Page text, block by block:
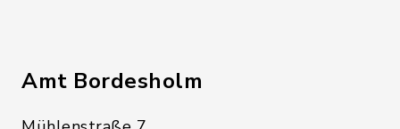
Amt Bordesholm